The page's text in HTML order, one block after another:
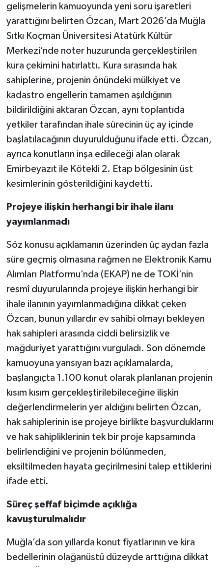
gelişmelerin kamuoyunda yeni soru işaretleri
yarattığını belirten Özcan, Mart 2026’da Muğla
Sıtkı Koçman Üniversitesi Atatürk Kültür
Merkezi’nde noter huzurunda gerçekleştirilen
kura çekimini hatırlattı. Kura sırasında hak
sahiplerine, projenin önündeki mülkiyet ve
kadastro engellerin tamamen aşıldığının
bildirildiğini aktaran Özcan, aynı toplantıda
yetkiler tarafından ihale sürecinin üç ay içinde
başlatılacağının duyurulduğunu ifade etti. Özcan,
ayrıca konutların inşa edileceği alan olarak
Emirbeyazıt ile Kötekli 2. Etap bölgesinin üst
kesimlerinin gösterildiğini kaydetti.
Projeye ilişkin herhangi bir ihale ilanı
yayımlanmadı
Söz konusu açıklamanın üzerinden üç aydan fazla
süre geçmiş olmasına rağmen ne Elektronik Kamu
Alımları Platformu’nda (EKAP) ne de TOKİ’nin
resmî duyurularında projeye ilişkin herhangi bir
ihale ilanının yayımlanmadığına dikkat çeken
Özcan, bunun yıllardır ev sahibi olmayı bekleyen
hak sahipleri arasında ciddi belirsizlik ve
mağduriyet yarattığını vurguladı. Son dönemde
kamuoyuna yansıyan bazı açıklamalarda,
başlangıçta 1.100 konut olarak planlanan projenin
kısım kısım gerçekleştirilebileceğine ilişkin
değerlendirmelerin yer aldığını belirten Özcan,
hak sahiplerinin ise projeye birlikte başvurduklarını
ve hak sahipliklerinin tek bir proje kapsamında
belirlendiğini ve projenin bölünmeden,
eksiltilmeden hayata geçirilmesini talep ettiklerini
ifade etti.
Süreç şeffaf biçimde açıklığa
kavuşturulmalıdır
Muğla’da son yıllarda konut fiyatlarının ve kira
bedellerinin olağanüstü düzeyde arttığına dikkat